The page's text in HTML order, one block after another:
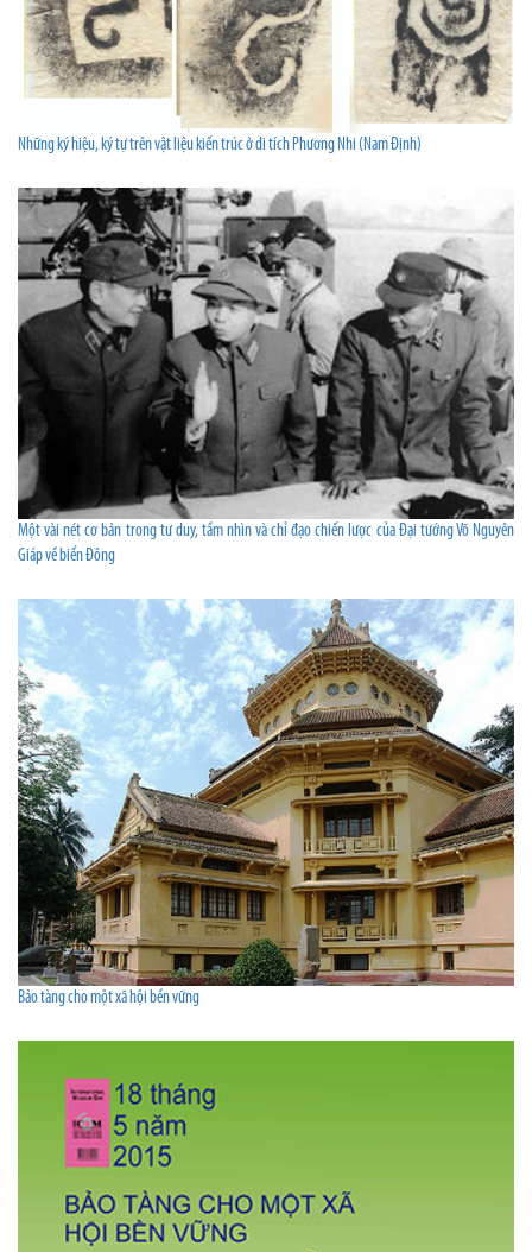
Những ký hiệu, ký tự trên vật liệu kiến trúc ở di tích Phương Nhi (Nam Định)
Một vài nét cơ bản trong tư duy, tầm nhìn và chỉ đạo chiến lược của Đại tướng Võ Nguyên
Giáp về biển Đông
Bảo tàng cho một xã hội bền vững